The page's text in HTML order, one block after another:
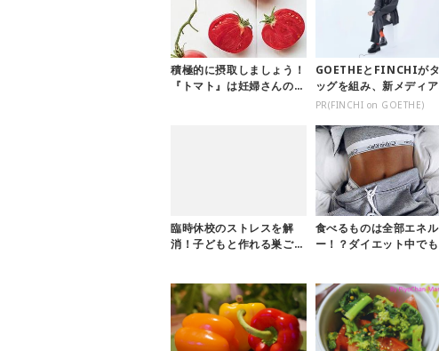
積極的に摂取しましょう！
『トマト』は妊婦さんの味
GOETHEとFINCHIがタ
ッグを組み、新メディア
創設
PR(FINCHI on GOETHE)
臨時休校のストレスを解
消！子どもと作れる巣ごも
食べるものは全部エネ
ー！？ダイエット中でも